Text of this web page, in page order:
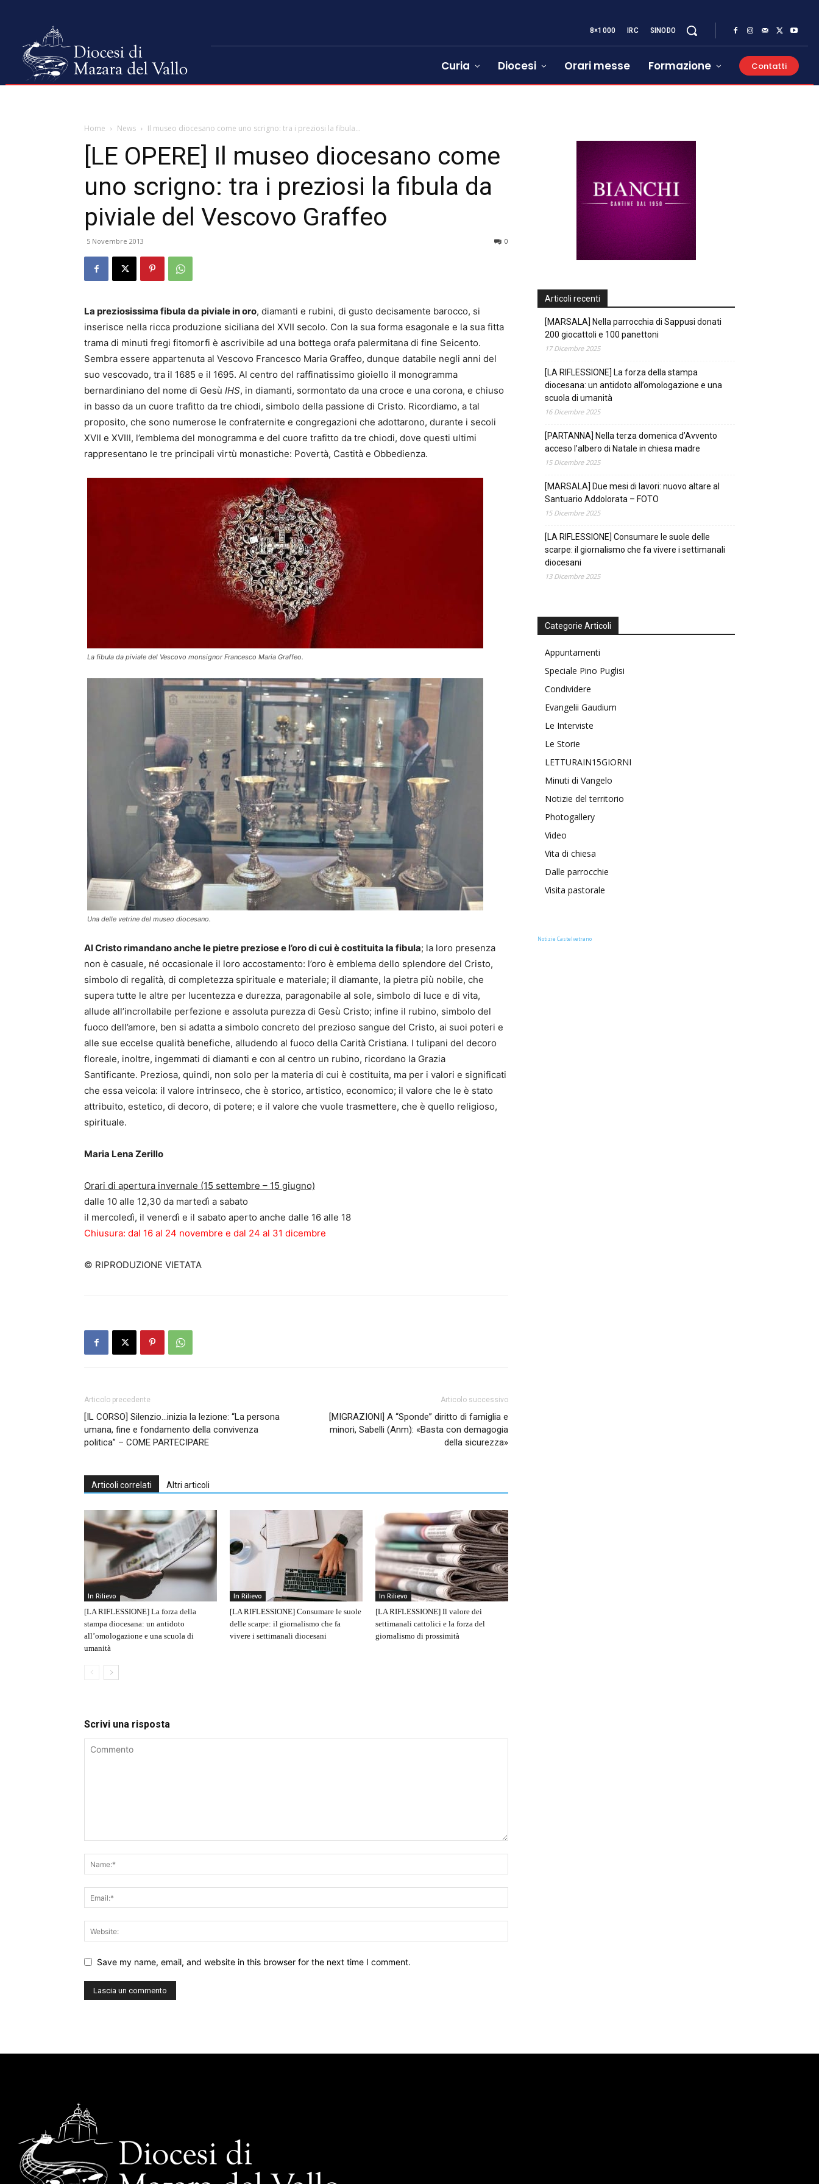
8×1000 IRC SINODO
Curia Diocesi Orari messe Formazione Contatti
Home News Il museo diocesano come uno scrigno: tra i preziosi la fibula...
[LE OPERE] Il museo diocesano come
uno scrigno: tra i preziosi la fibula da
piviale del Vescovo Graffeo
5 Novembre 2013 0
La preziosissima fibula da piviale in oro, diamanti e rubini, di gusto decisamente barocco, si
inserisce nella ricca produzione siciliana del XVII secolo. Con la sua forma esagonale e la sua fitta
trama di minuti fregi fitomorfi è ascrivibile ad una bottega orafa palermitana di fine Seicento.
Sembra essere appartenuta al Vescovo Francesco Maria Graffeo, dunque databile negli anni del
suo vescovado, tra il 1685 e il 1695. Al centro del raffinatissimo gioiello il monogramma
bernardiniano del nome di Gesù IHS, in diamanti, sormontato da una croce e una corona, e chiuso
in basso da un cuore trafitto da tre chiodi, simbolo della passione di Cristo. Ricordiamo, a tal
proposito, che sono numerose le confraternite e congregazioni che adottarono, durante i secoli
XVII e XVIII, l’emblema del monogramma e del cuore trafitto da tre chiodi, dove questi ultimi
rappresentano le tre principali virtù monastiche: Povertà, Castità e Obbedienza.
La fibula da piviale del Vescovo monsignor Francesco Maria Graffeo.
Una delle vetrine del museo diocesano.
Al Cristo rimandano anche le pietre preziose e l’oro di cui è costituita la fibula; la loro presenza
non è casuale, né occasionale il loro accostamento: l’oro è emblema dello splendore del Cristo,
simbolo di regalità, di completezza spirituale e materiale; il diamante, la pietra più nobile, che
supera tutte le altre per lucentezza e durezza, paragonabile al sole, simbolo di luce e di vita,
allude all’incrollabile perfezione e assoluta purezza di Gesù Cristo; infine il rubino, simbolo del
fuoco dell’amore, ben si adatta a simbolo concreto del prezioso sangue del Cristo, ai suoi poteri e
alle sue eccelse qualità benefiche, alludendo al fuoco della Carità Cristiana. I tulipani del decoro
floreale, inoltre, ingemmati di diamanti e con al centro un rubino, ricordano la Grazia
Santificante. Preziosa, quindi, non solo per la materia di cui è costituita, ma per i valori e significati
che essa veicola: il valore intrinseco, che è storico, artistico, economico; il valore che le è stato
attribuito, estetico, di decoro, di potere; e il valore che vuole trasmettere, che è quello religioso,
spirituale.
Maria Lena Zerillo
Orari di apertura invernale (15 settembre – 15 giugno)
dalle 10 alle 12,30 da martedì a sabato
il mercoledì, il venerdì e il sabato aperto anche dalle 16 alle 18
Chiusura: dal 16 al 24 novembre e dal 24 al 31 dicembre
© RIPRODUZIONE VIETATA
Articolo precedente
[IL CORSO] Silenzio…inizia la lezione: “La persona
umana, fine e fondamento della convivenza
politica” – COME PARTECIPARE
Articolo successivo
[MIGRAZIONI] A “Sponde” diritto di famiglia e
minori, Sabelli (Anm): «Basta con demagogia
della sicurezza»
Articoli correlati Altri articoli
In Rilievo
[LA RIFLESSIONE] La forza della
stampa diocesana: un antidoto
all’omologazione e una scuola di
umanità
In Rilievo
[LA RIFLESSIONE] Consumare le suole
delle scarpe: il giornalismo che fa
vivere i settimanali diocesani
In Rilievo
[LA RIFLESSIONE] Il valore dei
settimanali cattolici e la forza del
giornalismo di prossimità
Scrivi una risposta
Save my name, email, and website in this browser for the next time I comment.
Articoli recenti
[MARSALA] Nella parrocchia di Sappusi donati
200 giocattoli e 100 panettoni
17 Dicembre 2025
[LA RIFLESSIONE] La forza della stampa
diocesana: un antidoto all’omologazione e una
scuola di umanità
16 Dicembre 2025
[PARTANNA] Nella terza domenica d’Avvento
acceso l’albero di Natale in chiesa madre
15 Dicembre 2025
[MARSALA] Due mesi di lavori: nuovo altare al
Santuario Addolorata – FOTO
15 Dicembre 2025
[LA RIFLESSIONE] Consumare le suole delle
scarpe: il giornalismo che fa vivere i settimanali
diocesani
13 Dicembre 2025
Categorie Articoli
Appuntamenti
Speciale Pino Puglisi
Condividere
Evangelii Gaudium
Le Interviste
Le Storie
LETTURAIN15GIORNI
Minuti di Vangelo
Notizie del territorio
Photogallery
Video
Vita di chiesa
Dalle parrocchie
Visita pastorale
Notizie Castelvetrano